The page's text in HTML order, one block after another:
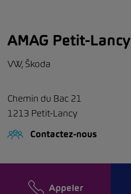
AMAG Petit-Lancy
VW, Škoda
Chemin du Bac 21
1213 Petit-Lancy
Contactez-nous
Appeler